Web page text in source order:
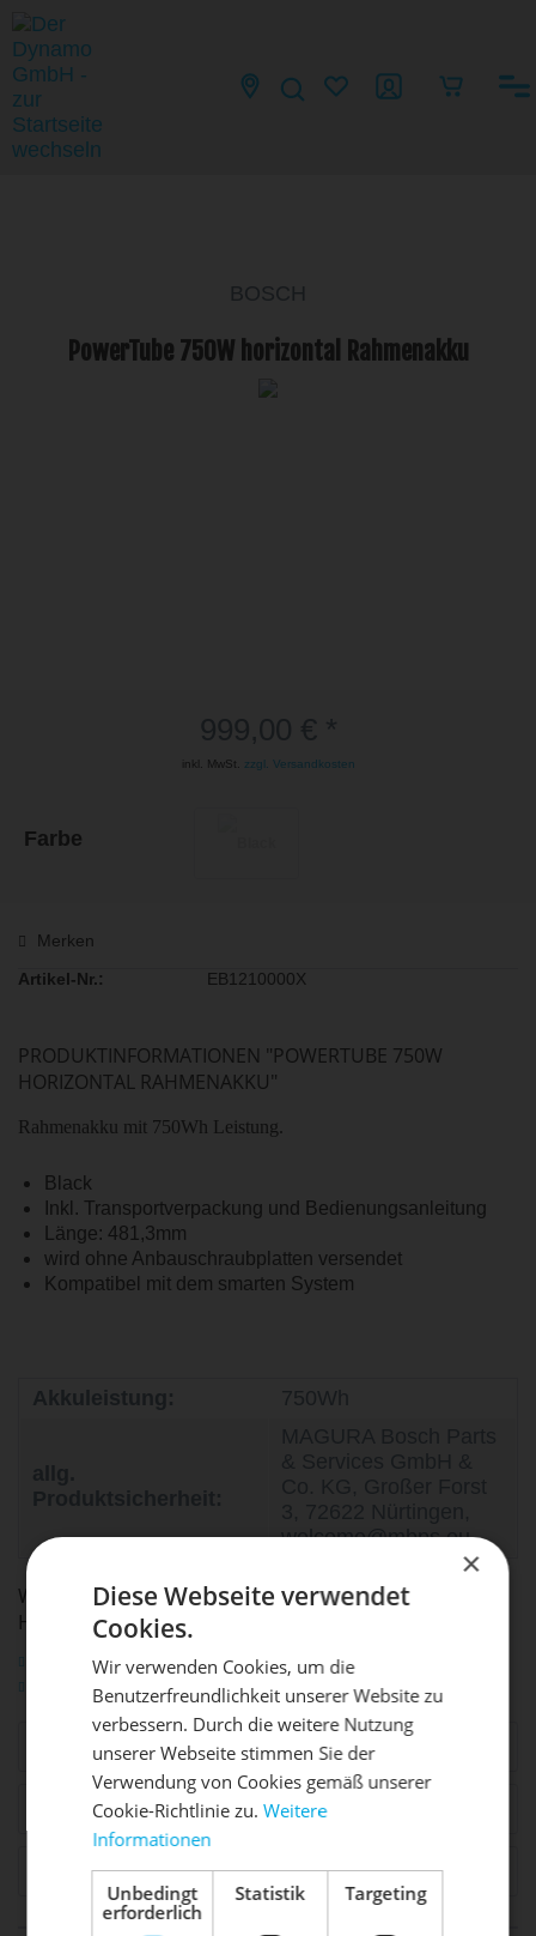
BOSCH
PowerTube 750W horizontal Rahmenakku
inkl. MwSt. zzgl. Versandkosten
Farbe
Merken
Artikel-Nr.:
EB1210000X
PRODUKTINFORMATIONEN "POWERTUBE 750W
HORIZONTAL RAHMENAKKU"
Rahmenakku mit 750Wh Leistung.
Black
Inkl. Transportverpackung und Bedienungsanleitung
Länge: 481,3mm
wird ohne Anbauschraubplatten versendet
Kompatibel mit dem smarten System
Akkuleistung: 750Wh
welcome@mbps.eu
WEITERFÜHRENDE LINKS ZU "POWERTUBE 750W
HORIZONTAL RAHMENAKKU"
Fragen zum Artikel?
Weitere Artikel von Bosch
Ähnliche Artikel
Zubehör 5
Kunden haben sich ebenfalls angesehen
X
DIE SONNE LACHT, DEIN
RAD ERWACHT
Mach dein Bike frühlingsfit - gönn
ihm den Service, den es verdient!
Dein Bike braucht Service, Wartung
×
Diese Webseite verwendet
Cookies.
Wir verwenden Cookies, um die
Benutzerfreundlichkeit unserer Website zu
verbessern. Durch die weitere Nutzung
unserer Webseite stimmen Sie der
Verwendung von Cookies gemäß unserer
Cookie-Richtlinie zu.Weitere
Informationen
Unbedingt
erforderlich
Statistik Targeting